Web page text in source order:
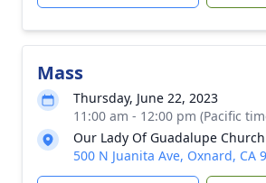
Mass
Thursday, June 22, 2023
11:00 am - 12:00 pm (Pacific
Our Lady Of Guadalupe Church
500 N Juanita Ave, Oxnard, CA